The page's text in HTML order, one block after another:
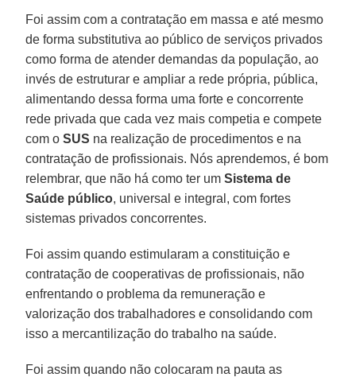
Foi assim com a contratação em massa e até mesmo
de forma substitutiva ao público de serviços privados
como forma de atender demandas da população, ao
invés de estruturar e ampliar a rede própria, pública,
alimentando dessa forma uma forte e concorrente
rede privada que cada vez mais competia e compete
com oSUS na realização de procedimentos e na
contratação de profissionais. Nós aprendemos, é bom
relembrar, que não há como ter umSistema de
Saúde público, universal e integral, com fortes
sistemas privados concorrentes.
Foi assim quando estimularam a constituição e
contratação de cooperativas de profissionais, não
enfrentando o problema da remuneração e
valorização dos trabalhadores e consolidando com
isso a mercantilização do trabalho na saúde.
Foi assim quando não colocaram na pauta as